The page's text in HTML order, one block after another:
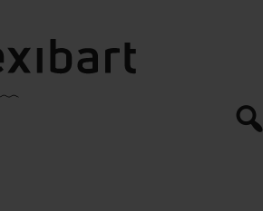
exibart.es